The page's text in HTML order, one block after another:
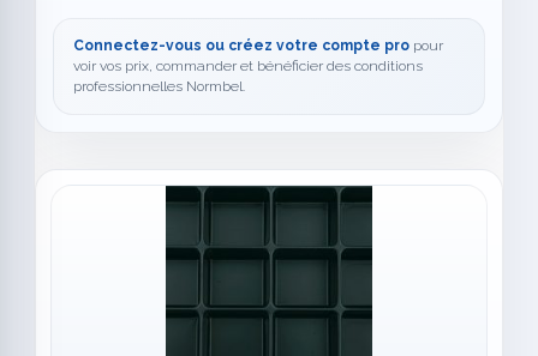
Connectez-vous ou créez votre compte pro pour
voir vos prix, commander et bénéficier des conditions
professionnelles Normbel.